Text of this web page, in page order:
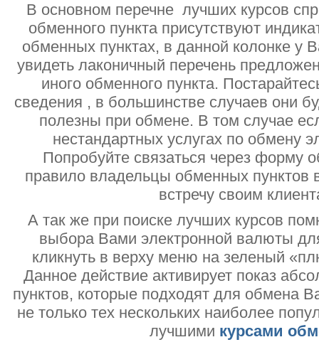
В основном перечне лучших курсов
обменного пункта присутствуют
обменных пунктах, в данной колонке у
увидеть лаконичный перечень
иного обменного пункта.
сведения , в большинстве случаев они
полезны при обмене. В том случае
нестандартных услугах по обмену
Попробуйте связаться через форму
правило владельцы обменных пунктов
встречу своим
А так же при поиске лучших курсов
выбора Вами электронной валюты
кликнуть в верху меню на зеленый
Данное действие активирует показ
пунктов, которые подходят для обмена
не только тех нескольких наиболее
лучшими курсами